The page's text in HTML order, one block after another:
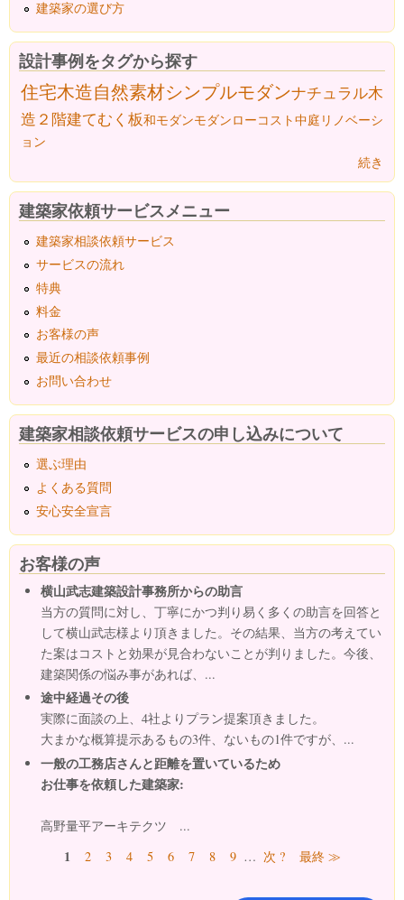
建築家の選び方
設計事例をタグから探す
住宅木造自然素材シンプルモダンナチュラル木
造２階建てむく板和モダンモダンローコスト中庭 リノベーシ
ョン
続き
建築家依頼サービスメニュー
建築家相談依頼サービス
サービスの流れ
特典
料金
お客様の声
最近の相談依頼事例
お問い合わせ
建築家相談依頼サービスの申し込みについて
選ぶ理由
よくある質問
安心安全宣言
お客様の声
横山武志建築設計事務所からの助言
当方の質問に対し、丁寧にかつ判り易く多くの助言を回答と
して横山武志様より頂きました。その結果、当方の考えてい
た案はコストと効果が見合わないことが判りました。今後、
建築関係の悩み事があれば、...
途中経過その後
実際に面談の上、4社よりプラン提案頂きました。
大まかな概算提示あるもの3件、ないもの1件ですが、...
一般の工務店さんと距離を置いているため
お仕事を依頼した建築家:
高野量平アーキテクツ ...
ページ1 2 3 4 5 6 7 8 9 … 次 ? 最終 ≫